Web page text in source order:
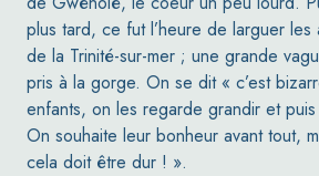
plus tard, ce fut l’heure de larguer les
de la Trinité-sur-mer ; une grande
pris à la gorge. On se dit « c’est
enfants, on les regarde grandir et
On souhaite leur bonheur avant tout,
cela doit être dur ! ».